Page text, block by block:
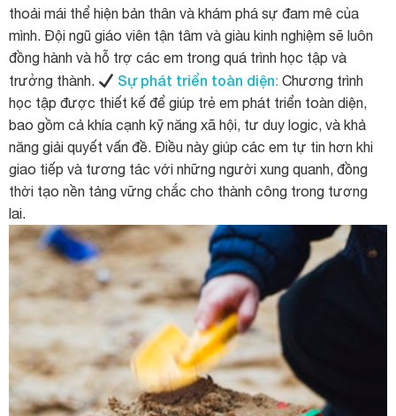
thoải mái thể hiện bản thân và khám phá sự đam mê của
mình. Đội ngũ giáo viên tận tâm và giàu kinh nghiệm sẽ luôn
đồng hành và hỗ trợ các em trong quá trình học tập và
trưởng thành.
Sự phát triển toàn diện: Chương trình
học tập được thiết kế để giúp trẻ em phát triển toàn diện,
bao gồm cả khía cạnh kỹ năng xã hội, tư duy logic, và khả
năng giải quyết vấn đề. Điều này giúp các em tự tin hơn khi
giao tiếp và tương tác với những người xung quanh, đồng
thời tạo nền tảng vững chắc cho thành công trong tương
lai.